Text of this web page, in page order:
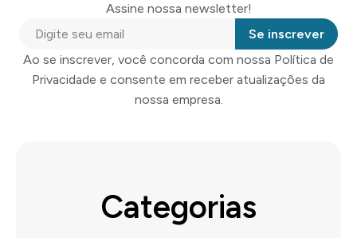
Assine nossa newsletter!
Se inscrever
Ao se inscrever, você concorda com nossa Política de
Privacidade e consente em receber atualizações da
nossa empresa.
Categorias